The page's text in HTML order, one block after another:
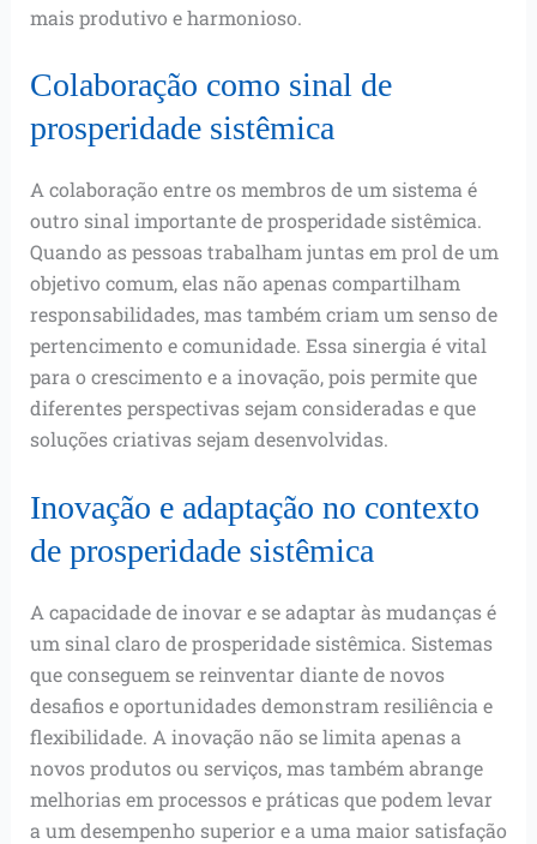
mais produtivo e harmonioso.
Colaboração como sinal de
prosperidade sistêmica
A colaboração entre os membros de um sistema é
outro sinal importante de prosperidade sistêmica.
Quando as pessoas trabalham juntas em prol de um
objetivo comum, elas não apenas compartilham
responsabilidades, mas também criam um senso de
pertencimento e comunidade. Essa sinergia é vital
para o crescimento e a inovação, pois permite que
diferentes perspectivas sejam consideradas e que
soluções criativas sejam desenvolvidas.
Inovação e adaptação no contexto
de prosperidade sistêmica
A capacidade de inovar e se adaptar às mudanças é
um sinal claro de prosperidade sistêmica. Sistemas
que conseguem se reinventar diante de novos
desafios e oportunidades demonstram resiliência e
flexibilidade. A inovação não se limita apenas a
novos produtos ou serviços, mas também abrange
melhorias em processos e práticas que podem levar
a um desempenho superior e a uma maior satisfação